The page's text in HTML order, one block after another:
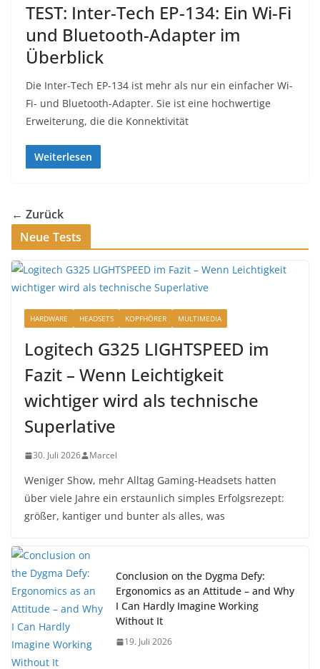
TEST: Inter-Tech EP-134: Ein Wi-Fi
und Bluetooth-Adapter im
Überblick
Die Inter-Tech EP-134 ist mehr als nur ein einfacher Wi-
Fi- und Bluetooth-Adapter. Sie ist eine hochwertige
Erweiterung, die die Konnektivität
Weiterlesen
← Zurück
Neue Tests
HARDWARE HEADSETS KOPFHÖRER MULTIMEDIA
Logitech G325 LIGHTSPEED im
Fazit – Wenn Leichtigkeit
wichtiger wird als technische
Superlative
30. Juli 2026 Marcel
Weniger Show, mehr Alltag Gaming-Headsets hatten
über viele Jahre ein erstaunlich simples Erfolgsrezept:
größer, kantiger und bunter als alles, was
Conclusion on the Dygma Defy:
Ergonomics as an Attitude – and Why
I Can Hardly Imagine Working
Without It
19. Juli 2026